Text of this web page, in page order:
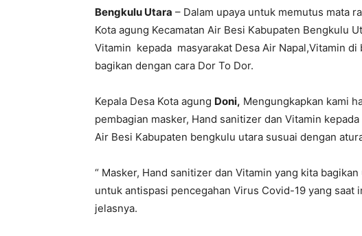
Bengkulu Utara – Dalam upaya untuk memutus mata
Kota agung Kecamatan Air Besi Kabupaten Bengkulu
Vitamin kepada masyarakat Desa Air Napal,Vitamin
bagikan dengan cara Dor To Dor.
Kepala Desa Kota agung Doni, Mengungkapkan kami
pembagian masker, Hand sanitizer dan Vitamin
Air Besi Kabupaten bengkulu utara susuai dengan
“ Masker, Hand sanitizer dan Vitamin yang kita
untuk antispasi pencegahan Virus Covid-19 yang saat
jelasnya.